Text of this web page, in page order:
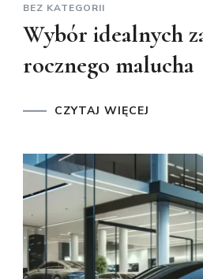
BEZ KATEGORII
Wybór idealnych
rocznego malucha
CZYTAJ WIĘCEJ